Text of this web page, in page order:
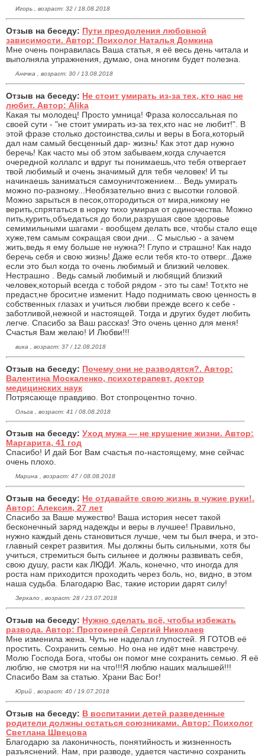
Игорь , возраст: 32 / 18.08.2018
Отзыв на беседу: Пути преодоления любовной
зависимости. Автор: Психолог Наталья Домкина
Мне очень понравилась Ваша статья, я её весь день читала и
выполняла упражнения, думаю, она многим будет полезна.
Анечка , возраст: 30 / 13.08.2018
Отзыв на беседу: Не стоит умирать из-за тех, кто нас не
любит. Автор: Alika
Какая ты молодец! Просто умница! Фраза колоссальная по
своей сути - "не стоит умирать из-за тех,кто нас не любит!". В
этой фразе столько достоинства,силы и веры в Бога,который
дал нам самый бесценный дар- жизнь! Как этот дар нужно
беречь! Как часто мы об этом забываем,когда случается
очередной коллапс и вдруг ты понимаешь,что тебя отвергает
твой любимый и очень значимый для тебя человек! И ты
начинаешь заниматься самоуничтожением... Ведь умирать
можно по-разному...Необязательно вниз с высотки головой.
Можно зарыться в песок,отгородиться от мира,никому не
верить,спрятаться в норку тихо умирая от одиночества. Можно
пить,курить,объедаться до боли,разрушая свое здоровье
семимильными шагами - вообщем делать все, чтобы стало еще
хуже,тем самым сокращая свои дни... С мыслью - а зачем
жить,ведь я ему больше не нужна?! Глупо и страшно! Как надо
беречь себя и свою жизнь! Даже если тебя кто-то отверг...Даже
если это был когда то очень любимый и близкий человек.
Нестрашно . Ведь самый любимый и любящий близкий
человек,который всегда с тобой рядом - это ты сам! Тот,кто не
предаст,не бросит,не изменит. Надо поднимать свою ценность в
собственных глазах и учиться любви прежде всего к себе -
заботливой,нежной и настоящей. Тогда и других будет любить
легче. Спасибо за Ваш рассказ! Это очень ценно для меня!
Счастья Вам желаю! И Любви!!!
вика , возраст: 37 / 12.08.2018
Отзыв на беседу: Почему они не разводятся?. Автор:
Валентина Москаленко, психотерапевт, доктор
медицинских наук
Потрясающе правдиво. Вот стопроцентно точно.
Ольга , возраст: 41 / 08.08.2018
Отзыв на беседу: Уход мужа — не крушение жизни. Автор:
Маргарита, 41 год
Спасибо! И дай Бог Вам счастья по-настоящему, мне сейчас
очень плохо.
Марина , возраст: 47 / 08.08.2018
Отзыв на беседу: Не отдавайте свою жизнь в чужие руки!.
Автор: Алексия, 27 лет
Спасибо за Ваше мужество! Ваша история несет такой
бесконечный заряд надежды и веры в лучшее! Правильно,
нужно каждый день становиться лучше, чем ты был вчера, и это-
главный секрет развития. Мы должны быть сильными, хотя бы
учиться, стремиться быть сильнее и должны развивать себя,
свою душу, расти как ЛЮДИ. Жаль, конечно, что иногда для
роста нам приходится проходить через боль, но, видно, в этом
наша судьба. Благодарю Вас, такие истории дарят силу!
Зеркало , возраст: 28 / 23.07.2018
Отзыв на беседу: Нужно сделать всё, чтобы избежать
развода. Автор: Протоиерей Сергий Николаев
Мне изменила жена. Чуть не наделал глупостей. Я ГОТОВ её
простить. Сохранить семью. Но она не идёт мне навстречу.
Молю Господа Бога, чтобы он помог мне сохранить семью. Я её
люблю, не смотря ни на что!!!Я люблю наших малышей!!!
Спасибо Вам за статью. Храни Вас Бог!
Юрий , возраст: 40 / 19.07.2018
Отзыв на беседу: В воспитании детей разведенные
родители должны остаться союзниками. Автор: Психолог
Светлана Швецова
Благодарю за лаконичность, понятийность и жизненность
разъяснений. Нам, при разводе, удается частично сохранить